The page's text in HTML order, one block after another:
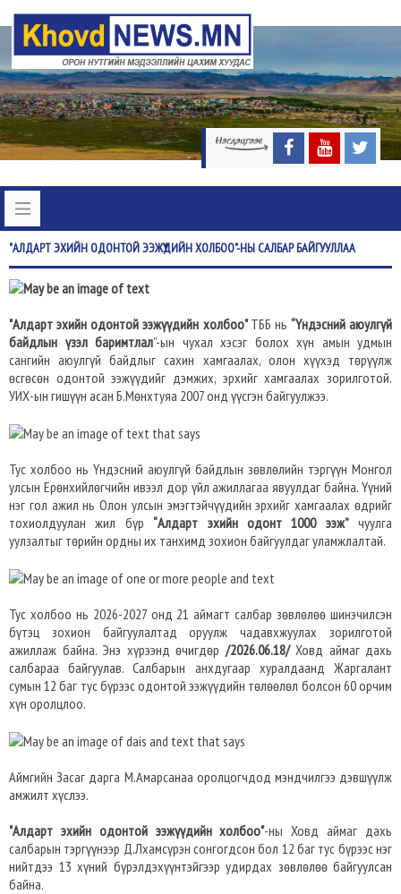
"АЛДАРТЭХИЙН ОДОНТОЙ ЭЭЖҮҮДИЙН ХОЛБОО"-НЫ САЛБАР БАЙГУУЛЛАА
"Алдарт эхийн одонтой ээжүүдийн холбоо"ТББ нь “Үндэсний аюулгүй
байдлын үзэл баримтлал”-ын чухал хэсэг болох хүн амын удмын
сангийн аюулгүй байдлыг сахин хамгаалах, олон хүүхэд төрүүлж
өсгөсөн одонтой ээжүүдийг дэмжих, эрхийг хамгаалах зорилготой.
УИХ-ын гишүүн асан Б.Мөнхтуяа 2007 онд үүсгэн байгуулжээ.
Тус холбоо нь Үндэсний аюулгүй байдлын зөвлөлийн тэргүүн Монгол
улсын Ерөнхийлөгчийн ивээл дор үйл ажиллагаа явуулдаг байна. Үүний
нэг гол ажил нь Олон улсын эмэгтэйчүүдийн эрхийг хамгаалах өдрийг
тохиолдуулан жил бүр“Алдарт эхийн одонт 1000 ээж”чуулга
уулзалтыг төрийн ордны их танхимд зохион байгуулдаг уламжлалтай.
Тус холбоо нь 2026-2027 онд 21 аймагт салбар зөвлөлөө шинэчилсэн
бүтэц зохион байгуулалтад оруулж чадавхжуулах зорилготой
ажиллаж байна. Энэ хүрээнд өчигдөр /2026.06.18/Ховд аймаг дахь
салбараа байгуулав. Салбарын анхдугаар хуралдаанд Жаргалант
сумын 12 баг тус бүрээс одонтой ээжүүдийн төлөөлөл болсон 60 орчим
хүн оролцлоо.
Аймгийн Засаг дарга М.Амарсанаа оролцогчдод мэндчилгээ дэвшүүлж
амжилт хүслээ.
"Алдарт эхийн одонтой ээжүүдийн холбоо"-ны Ховд аймаг дахь
салбарын тэргүүнээр Д.Лхамсүрэн сонгогдсон бол 12 баг тус бүрээс нэг
нийтдээ 13 хүний бүрэлдэхүүнтэйгээр удирдах зөвлөлөө байгуулсан
байна.